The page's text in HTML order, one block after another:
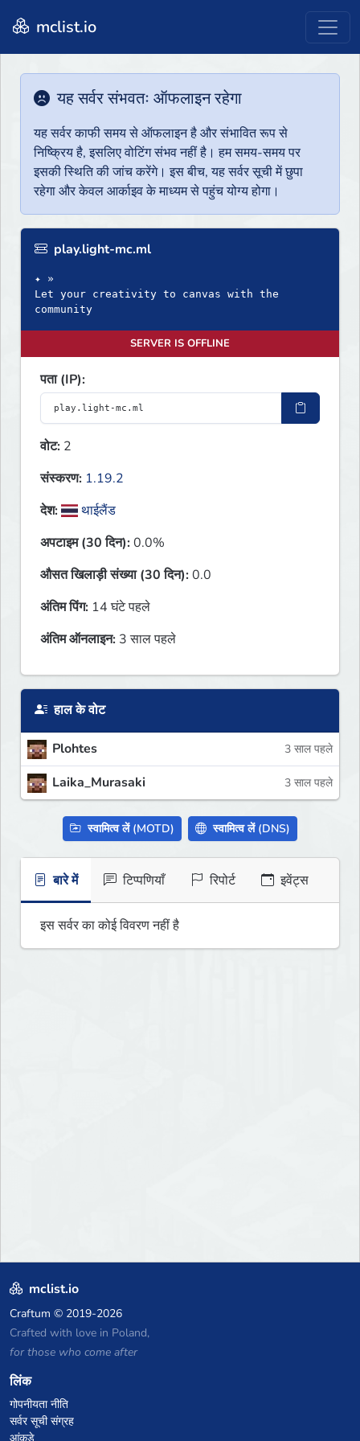
mclist.io
यह सर्वर संभवतः ऑफलाइन रहेगा
यह सर्वर काफी समय से ऑफलाइन है और संभावित रूप से
निष्क्रिय है, इसलिए वोटिंग संभव नहीं है। हम समय-समय पर
इसकी स्थिति की जांच करेंगे। इस बीच, यह सर्वर सूची में छुपा
रहेगा और केवल आर्काइव के माध्यम से पहुंच योग्य होगा।
play.light-mc.ml
✦ »
Let your creativity to canvas with the
community
SERVER IS OFFLINE
पता (IP):
वोट: 2
संस्करण: 1.19.2
देश:
थाईलैंड
अपटाइम (30 दिन):0.0%
औसत खिलाड़ी संख्या (30 दिन):0.0
अंतिम पिंग: 14 घंटे पहले
अंतिम ऑनलाइन: 3 साल पहले
हाल के वोट
Plohtes 3 साल पहले
Laika_Murasaki 3 साल पहले
स्वामित्व लें (MOTD) स्वामित्व लें (DNS)
बारे में टिप्पणियाँ रिपोर्ट इवेंट्स
इस सर्वर का कोई विवरण नहीं है
mclist.io
Craftum © 2019-2026
Crafted with love in Poland,
for those who come after
लिंक
गोपनीयता नीति
सर्वर सूची संग्रह
आंकड़े